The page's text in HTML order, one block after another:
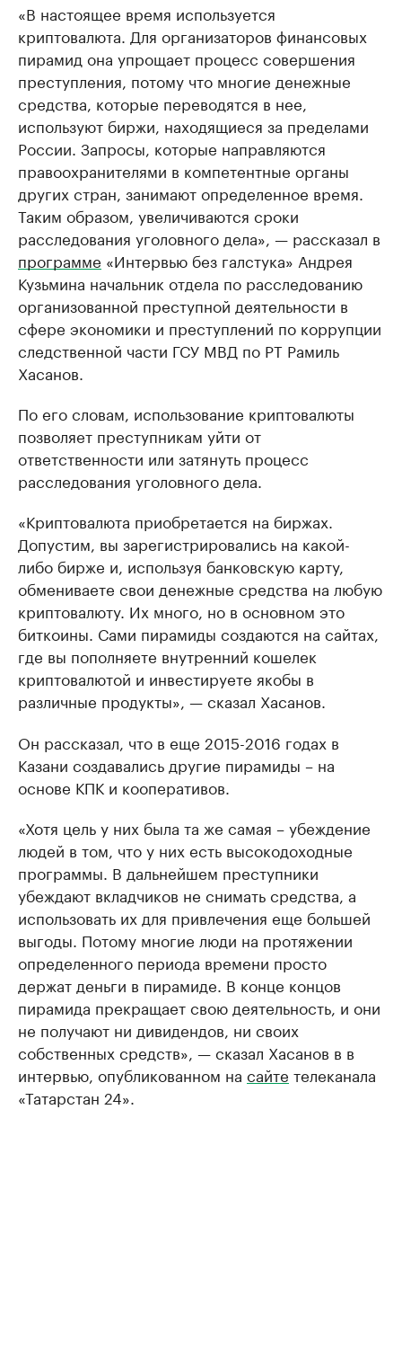
«В настоящее время используется
криптовалюта. Для организаторов финансовых
пирамид она упрощает процесс совершения
преступления, потому что многие денежные
средства, которые переводятся в нее,
используют биржи, находящиеся за пределами
России. Запросы, которые направляются
правоохранителями в компетентные органы
других стран, занимают определенное время.
Таким образом, увеличиваются сроки
расследования уголовного дела», — рассказал в
программе «Интервью без галстука» Андрея
Кузьмина начальник отдела по расследованию
организованной преступной деятельности в
сфере экономики и преступлений по коррупции
следственной части ГСУ МВД по РТ Рамиль
Хасанов.
По его словам, использование криптовалюты
позволяет преступникам уйти от
ответственности или затянуть процесс
расследования уголовного дела.
«Криптовалюта приобретается на биржах.
Допустим, вы зарегистрировались на какой-
либо бирже и, используя банковскую карту,
обмениваете свои денежные средства на любую
криптовалюту. Их много, но в основном это
биткоины. Сами пирамиды создаются на сайтах,
где вы пополняете внутренний кошелек
криптовалютой и инвестируете якобы в
различные продукты», — сказал Хасанов.
Он рассказал, что в еще 2015-2016 годах в
Казани создавались другие пирамиды – на
основе КПК и кооперативов.
«Хотя цель у них была та же самая – убеждение
людей в том, что у них есть высокодоходные
программы. В дальнейшем преступники
убеждают вкладчиков не снимать средства, а
использовать их для привлечения еще большей
выгоды. Потому многие люди на протяжении
определенного периода времени просто
держат деньги в пирамиде. В конце концов
пирамида прекращает свою деятельность, и они
не получают ни дивидендов, ни своих
собственных средств», — сказал Хасанов в в
интервью, опубликованном на сайте телеканала
«Татарстан 24».